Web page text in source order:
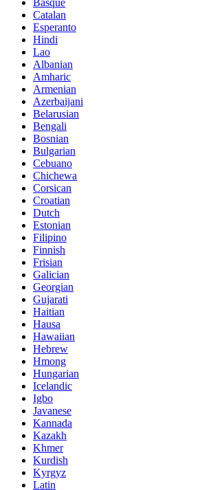
Catalan
Esperanto
Hindi
Lao
Albanian
Amharic
Armenian
Azerbaijani
Belarusian
Bengali
Bosnian
Bulgarian
Cebuano
Chichewa
Corsican
Croatian
Dutch
Estonian
Filipino
Finnish
Frisian
Galician
Georgian
Gujarati
Haitian
Hausa
Hawaiian
Hebrew
Hmong
Hungarian
Icelandic
Igbo
Javanese
Kannada
Kazakh
Khmer
Kurdish
Kyrgyz
Latin